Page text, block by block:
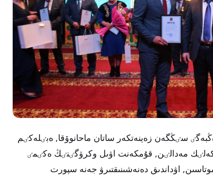
سٸڭگەن زەينەتكەر ساتان ماحانوۆقا, ەبٸلەكٸم
قالاسىنا 20 جىل» مەرەكەلٸك مەدالٸن, قۇمكەنت اۋىل وكرۋگٸنٸڭ ەكٸمٸ
اۋداندىق دەنەشىنىقتىرۋ جەنە سپورت